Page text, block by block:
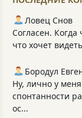
Ловец Снов
Согласен.
что хочет
Бородул
Ну, лично у
спонтанности
ос...